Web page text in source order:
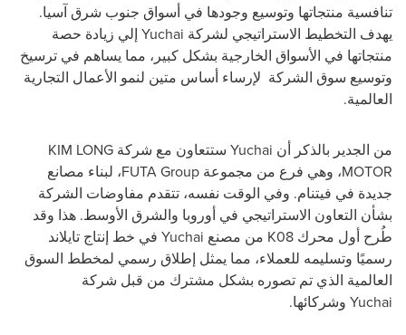
تنافسية منتجاتها وتوسيع وجودها في أسواق جنوب شرق آسيا.
يهدف التخطيط الاستراتيجي لشركة Yuchai إلي زيادة حصة
منتجاتها في الأسواق الخارجية بشكل كبير، مما يساهم في ترسيخ
وتوسيع سوق الشركة لإرساء أساس متين لنمو الأعمال التجارية
العالمية.
من الجدير بالذكر أن Yuchai ستتعاون مع شركة KIM LONG
MOTOR، وهي فرع من مجموعة FUTA Group، لبناء مصانع
جديدة في فيتنام. وفي الوقت نفسه، تتقدم مفاوضات الشركة
بشأن التعاون الاستراتيجي في أوروبا والشرق الأوسط. هذا وقد
طُرح أول محرك K08 من مصنع Yuchai في خط إنتاج تايلاند
رسميًا وتسليمه للعملاء، مما يمثل إطلاق رسمي لمخطط السوق
العالمية الذي تم تصوره بشكل مشترك من قبل شركة
Yuchai وشركائها.